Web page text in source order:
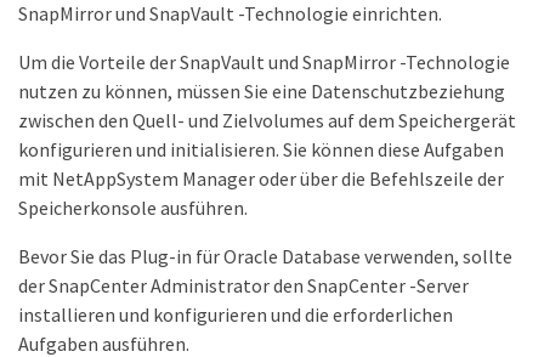
SnapMirror und SnapVault -Technologie einrichten.
Um die Vorteile der SnapVault und SnapMirror -Technologie
nutzen zu können, müssen Sie eine Datenschutzbeziehung
zwischen den Quell- und Zielvolumes auf dem Speichergerät
konfigurieren und initialisieren. Sie können diese Aufgaben
mit NetAppSystem Manager oder über die Befehlszeile der
Speicherkonsole ausführen.
Bevor Sie das Plug-in für Oracle Database verwenden, sollte
der SnapCenter Administrator den SnapCenter -Server
installieren und konfigurieren und die erforderlichen
Aufgaben ausführen.